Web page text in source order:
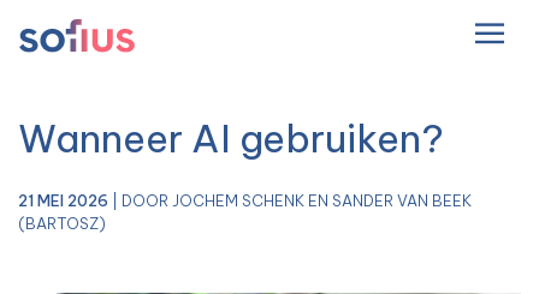
Hoofdnavigatie
Wanneer AI gebruiken?
21 MEI 2026
| DOOR JOCHEM SCHENK EN SANDER VAN BEEK
(BARTOSZ)